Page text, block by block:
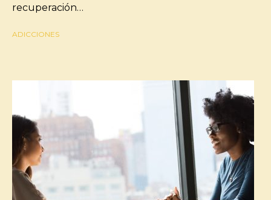
recuperación…
ADICCIONES